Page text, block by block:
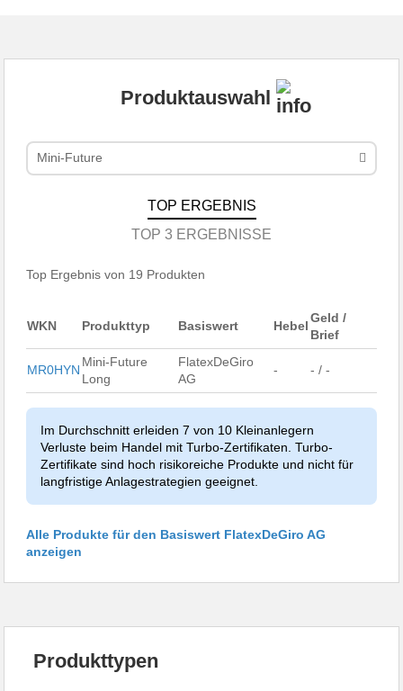
Produktauswahl
Mini-Future
TOP ERGEBNIS
TOP 3 ERGEBNISSE
Top Ergebnis von 19 Produkten
WKN Produkttyp Basiswert Hebel
Geld /
Brief
MR0HYN
Mini-Future
Long
FlatexDeGiro
AG
- - / -
Im Durchschnitt erleiden 7 von 10 Kleinanlegern
Verluste beim Handel mit Turbo-Zertifikaten. Turbo-
Zertifikate sind hoch risikoreiche Produkte und nicht für
langfristige Anlagestrategien geeignet.
Alle Produkte für den Basiswert FlatexDeGiro AG
anzeigen
Produkttypen